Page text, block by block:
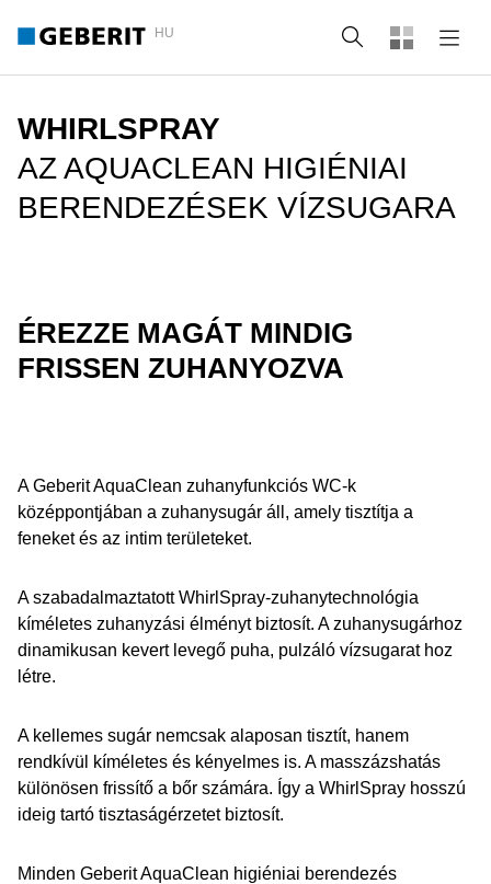
HU Keresés
WHIRLSPRAY
AZ AQUACLEAN HIGIÉNIAI
BERENDEZÉSEK VÍZSUGARA
ÉREZZE MAGÁT MINDIG
FRISSEN ZUHANYOZVA
A Geberit AquaClean zuhanyfunkciós WC-k
középpontjában a zuhanysugár áll, amely tisztítja a
feneket és az intim területeket.
A szabadalmaztatott WhirlSpray-zuhanytechnológia
kíméletes zuhanyzási élményt biztosít. A zuhanysugárhoz
dinamikusan kevert levegő puha, pulzáló vízsugarat hoz
létre.
A kellemes sugár nemcsak alaposan tisztít, hanem
rendkívül kíméletes és kényelmes is. A masszázshatás
különösen frissítő a bőr számára. Így a WhirlSpray hosszú
ideig tartó tisztaságérzetet biztosít.
Minden Geberit AquaClean higiéniai berendezés